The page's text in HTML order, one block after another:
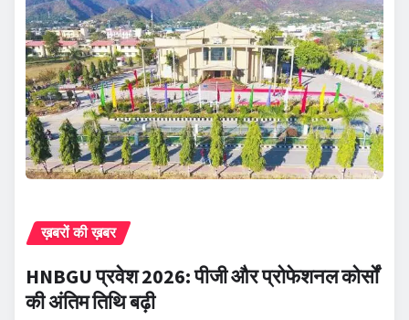
ख़बरों की ख़बर
HNBGU प्रवेश 2026: पीजी और प्रोफेशनल कोर्सों
की अंतिम तिथि बढ़ी